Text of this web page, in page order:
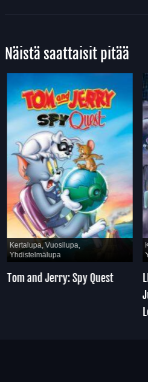
Näistä saattaisit pitää
Kertalupa, Vuosilupa,
Yhdistelmälupa
Tom and Jerry: Spy Quest